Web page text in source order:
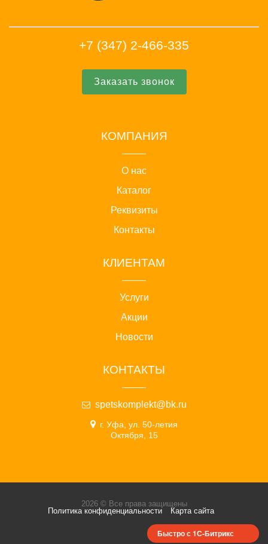
+7 (347) 2-466-335
Заказать звонок
КОМПАНИЯ
О нас
Каталог
Реквизиты
Контакты
КЛИЕНТАМ
Услуги
Акции
Новости
КОНТАКТЫ
spetskomplekt@bk.ru
г. Уфа, ул. 50-летия
Октября, 15
2026 © Все права защищены
Политика конфиденциальности
Карта сайта
Быстро с 1С-Битрикс